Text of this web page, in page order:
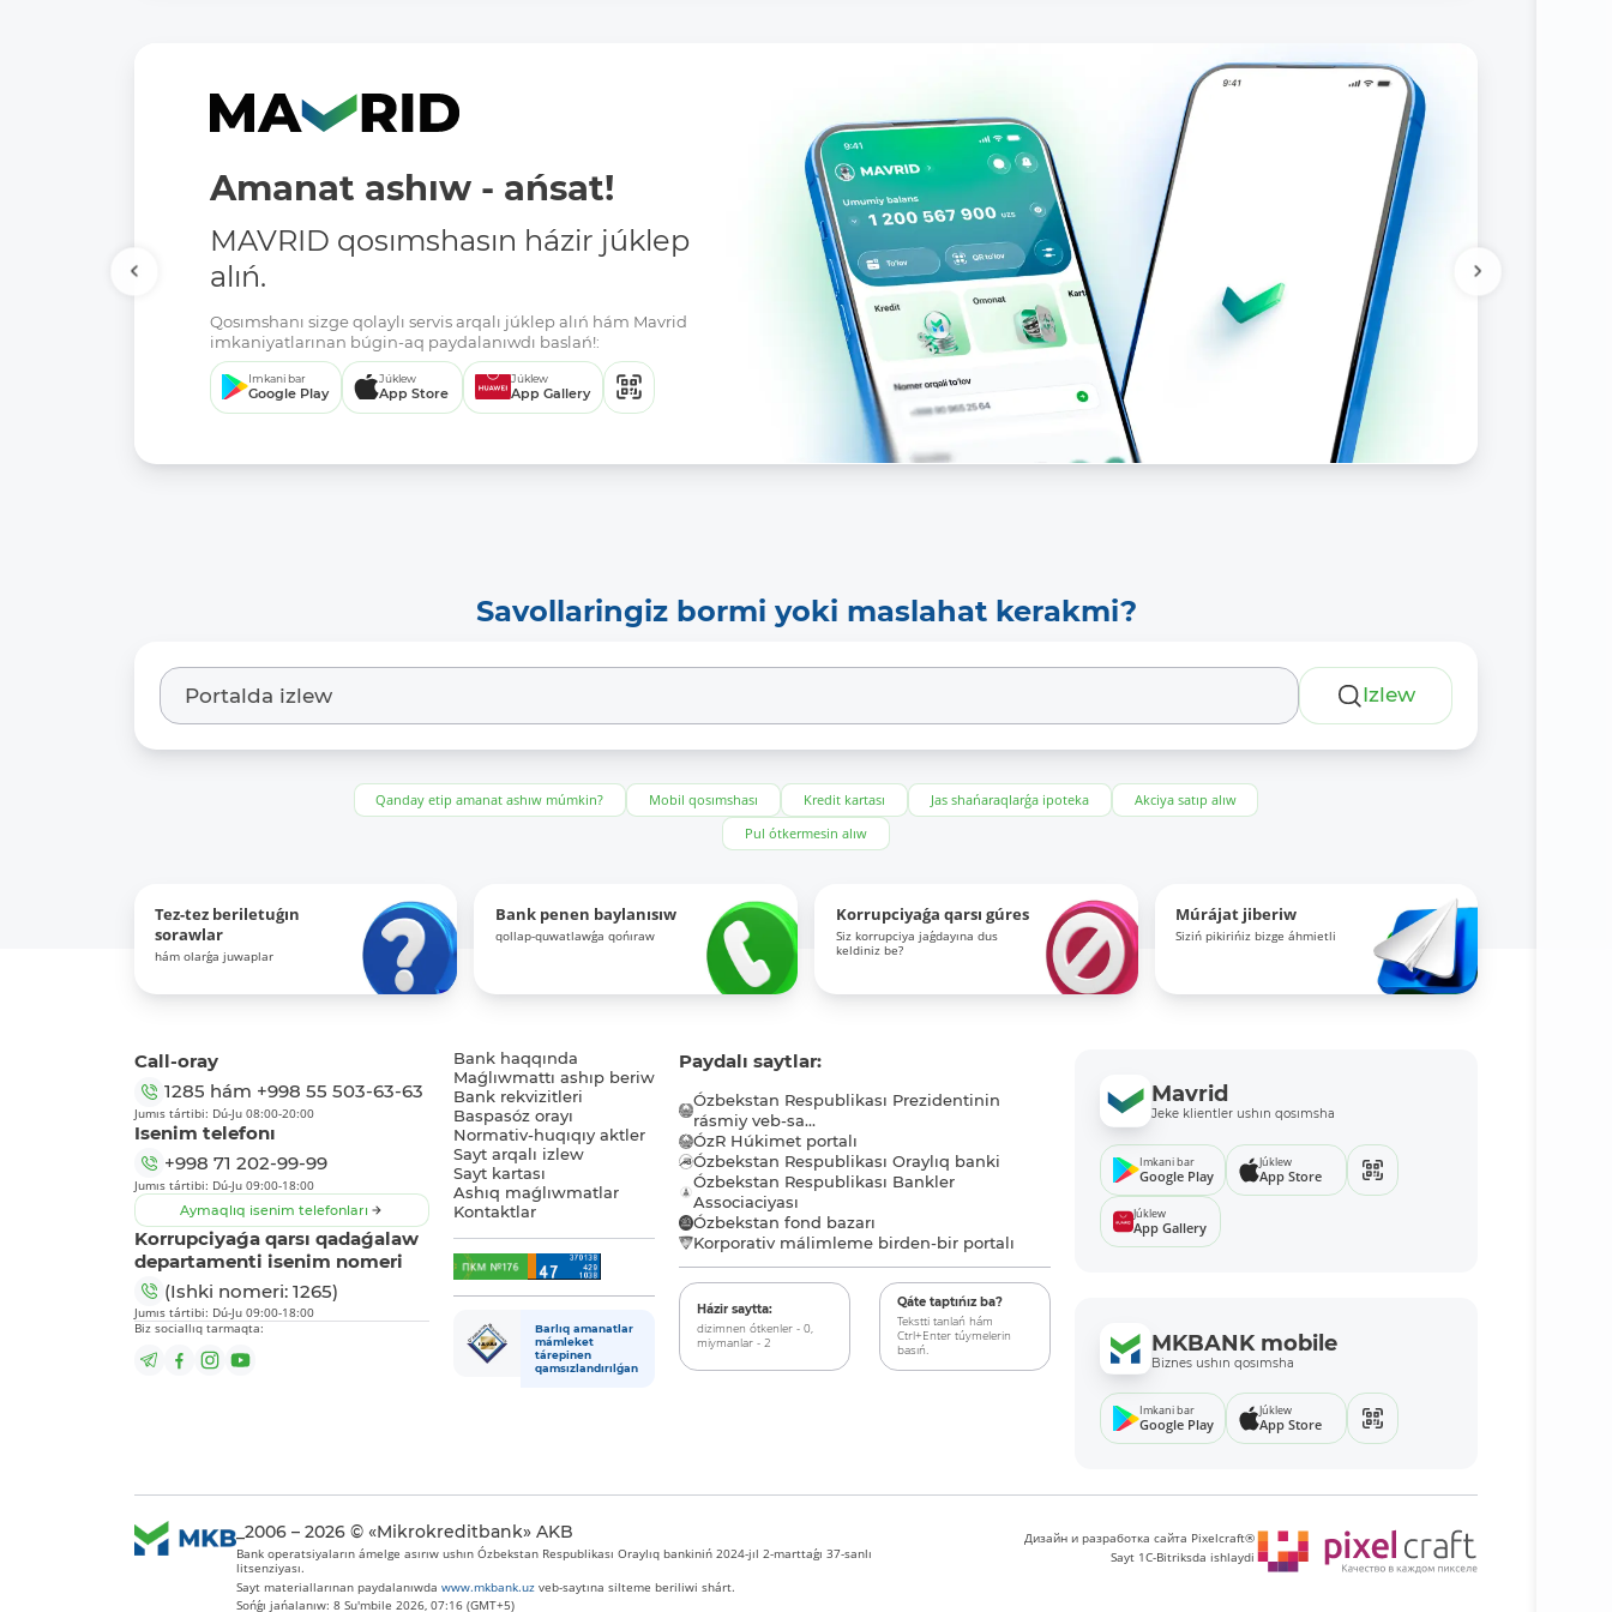
Amanat ashıw - ańsat!
MAVRID qosımshasın házir júklep
alıń.
Qosımshanı sizge qolaylı servis arqalı júklep alıń hám Mavrid
imkaniyatlarınan búgin-aq paydalanıwdı baslań!:
Imkani bar
Google Play
Júklew
App Store
Júklew
App Gallery
Savollaringiz bormi yoki maslahat kerakmi?
Izlew
Qanday etip amanat ashıw múmkin? Mobil qosımshası Kredit kartası Jas shańaraqlarǵa ipoteka
Akciya satıp alıw
Pul ótkermesin alıw
Tez-tez beriletuǵın
sorawlar
hám olarǵa juwaplar
Bank penen baylanısıw
qollap-quwatlawǵa qońıraw
Korrupciyaǵa qarsı gúres
Siz korrupciya jaǵdayına dus
keldiniz be?
Múrájat jiberiw
Siziń pikirińiz bizge áhmietli
Call-oray
1285 hám +998 55 503-63-63
Jumıs tártibi: Dú-Ju 08:00-20:00
Isenim telefonı
+998 71 202-99-99
Jumıs tártibi: Dú-Ju 09:00-18:00
Aymaqlıq isenim telefonları
Korrupciyaǵa qarsı qadaǵalaw
departamenti isenim nomeri
(Ishki nomeri: 1265)
Jumıs tártibi: Dú-Ju 09:00-18:00
Biz sociallıq tarmaqta:
Bank haqqında
Maǵlıwmattı ashıp beriw
Bank rekvizitleri
Baspasóz orayı
Normativ-huqıqıy aktler
Sayt arqalı izlew
Sayt kartası
Ashıq maǵlıwmatlar
Kontaktlar
Barlıq amanatlar
mámleket
tárepinen
qamsızlandırılǵan
Paydalı saytlar:
Ózbekstan Respublikası Prezidentinin
rásmiy veb-sa...
ÓzR Húkimet portalı
Ózbekstan Respublikası Oraylıq banki
Ózbekstan Respublikası Bankler
Associaciyası
Ózbekstan fond bazarı
Korporativ málimleme birden-bir portalı
Házir saytta:
dizimnen ótkenler - 0,
miymanlar - 2
Qáte taptıńız ba?
Tekstti tanlań hám
Ctrl+Enter túymelerin
basıń.
Mavrid
Jeke klientler ushın qosımsha
Imkani bar
Google Play
Júklew
App Store
Júklew
App Gallery
MKBANK mobile
Biznes ushın qosımsha
Imkani bar
Google Play
Júklew
App Store
_2006 – 2026 © «Mikrokreditbank» AKB
Bank operatsiyaların ámelge asırıw ushın Ózbekstan Respublikası Oraylıq bankiniń 2024-jıl 2-marttaǵı 37-sanlı
litsenziyası.
Sayt materiallarınan paydalanıwdawww.mkbank.uz veb-saytına silteme beriliwi shárt.
Sońǵı jańalanıw: 8 Su'mbile 2026, 07:16 (GMT+5)
Дизайн и разработка сайта Pixelcraft®
Sayt 1C-Bitriksda ishlaydi